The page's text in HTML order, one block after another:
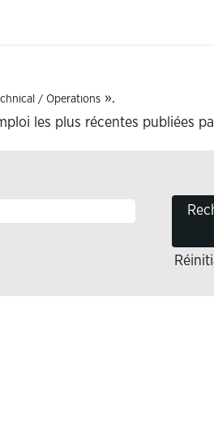
/ Operations ».
les plus récentes publiées